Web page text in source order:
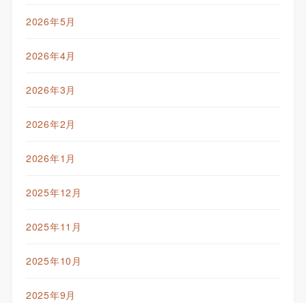
2026年5月
2026年4月
2026年3月
2026年2月
2026年1月
2025年12月
2025年11月
2025年10月
2025年9月